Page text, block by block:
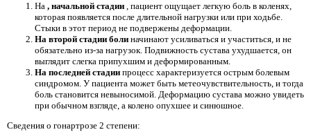
На , начальной стадии , пациент ощущает легкую боль в коленях,
которая появляется после длительной нагрузки или при ходьбе.
Стыки в этот период не подвержены деформации.
На второй стадии боли начинают усиливаться и участиться, и не
обязательно из-за нагрузок. Подвижность сустава ухудшается, он
выглядит слегка припухшим и деформированным.
На последней стадии процесс характеризуется острым болевым
синдромом. У пациента может быть метеочувствительность, и тогда
боль становится невыносимой. Деформацию сустава можно увидеть
при обычном взгляде, а колено опухшее и синюшное.
Сведения о гонартрозе 2 степени: